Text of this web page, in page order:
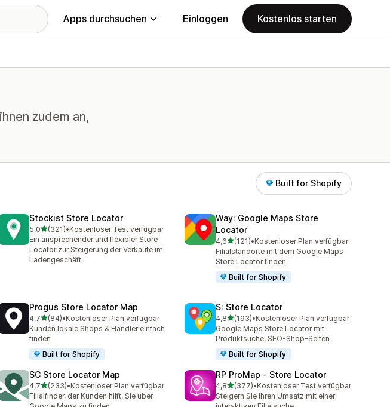
Apps durchsuchen Einloggen Kostenlos starten
zudem an,
Built for Shopify
Stockist Store Locator
5,0von 5 Sternen
(321)
321 Rezensionen insgesamt
•Kostenloser Test verfügbar
Ein ansprechender und flexibler Store
Locator zur Steigerung der Verkäufe im
Ladengeschäft
Way: Google Maps Store
Locator
4,6von 5 Sternen
(121)
121 Rezensionen insgesamt
•Kostenloser Plan verfügbar
Filialstandorte mit dem Google Maps
Store Locator finden
Built for Shopify
Progus Store Locator Map
4,7von 5 Sternen
(84)
84 Rezensionen insgesamt
•Kostenloser Plan verfügbar
Kunden lokale Shops & Händler einfach
finden
Built for Shopify
S: Store Locator
4,8von 5 Sternen
(193)
193 Rezensionen insgesamt
•Kostenloser Plan verfügbar
Google Maps Store Locator mit
Produktsuche, SEO-Shop-Seiten
Built for Shopify
SC Store Locator Map
4,7von 5 Sternen
(233)
233 Rezensionen insgesamt
•Kostenloser Plan verfügbar
Filialfinder, der Kunden hilft, Sie über
RP ProMap ‑ Store Locator
4,8von 5 Sternen
(377)
377 Rezensionen insgesamt
•Kostenloser Test verfügbar
Steigern Sie Ihren Umsatz mit einer